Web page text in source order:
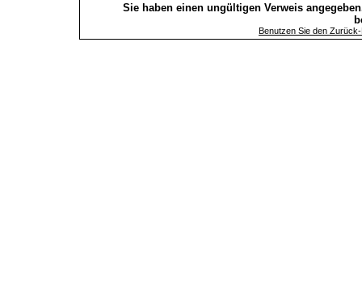
Sie haben einen ungültigen Verweis
Benutzen Sie den